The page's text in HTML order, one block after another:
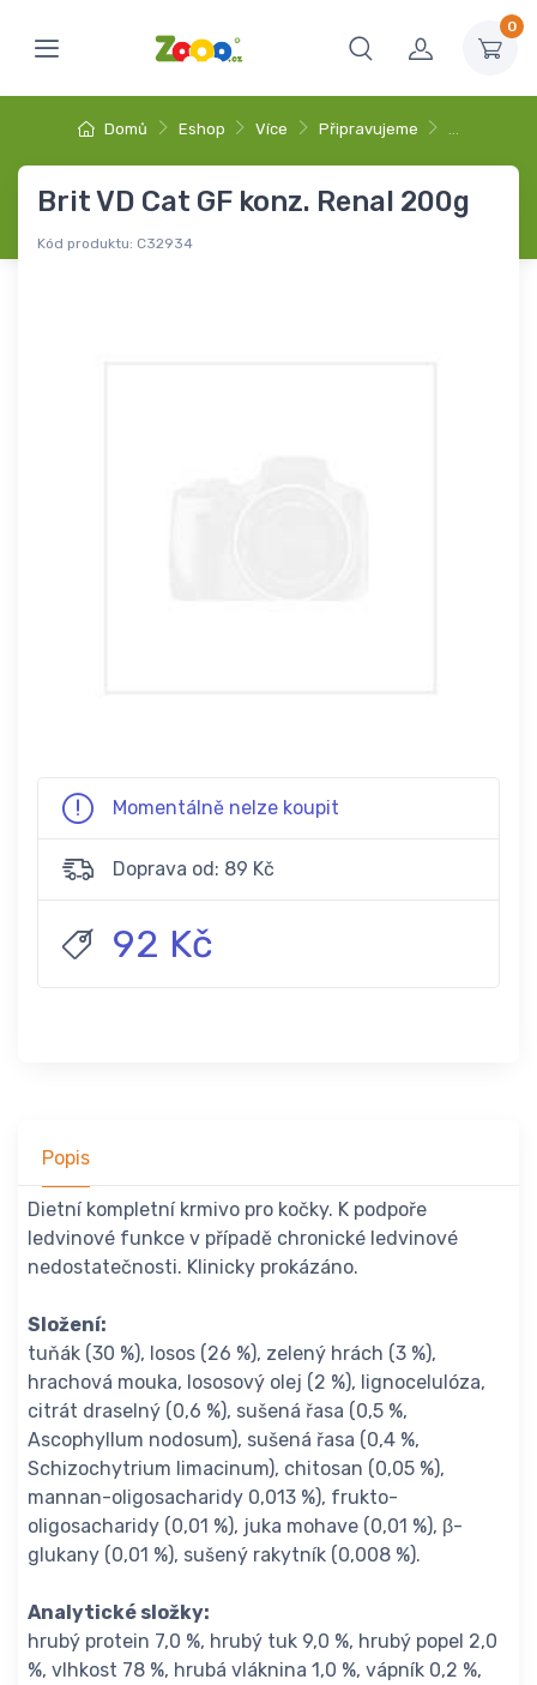
0
Domů Eshop Více Připravujeme …
Brit VD Cat GF konz. Renal 200g
Kód produktu: C32934
Momentálně nelze koupit
Doprava od: 89 Kč
92 Kč
Popis
Dietní kompletní krmivo pro kočky. K podpoře
ledvinové funkce v případě chronické ledvinové
nedostatečnosti. Klinicky prokázáno.
Složení:
tuňák (30 %), losos (26 %), zelený hrách (3 %),
hrachová mouka, lososový olej (2 %), lignocelulóza,
citrát draselný (0,6 %), sušená řasa (0,5 %,
Ascophyllum nodosum), sušená řasa (0,4 %,
Schizochytrium limacinum), chitosan (0,05 %),
mannan-oligosacharidy 0,013 %), frukto-
oligosacharidy (0,01 %), juka mohave (0,01 %), β-
glukany (0,01 %), sušený rakytník (0,008 %).
Analytické složky:
hrubý protein 7,0 %, hrubý tuk 9,0 %, hrubý popel 2,0
%, vlhkost 78 %, hrubá vláknina 1,0 %, vápník 0,2 %,